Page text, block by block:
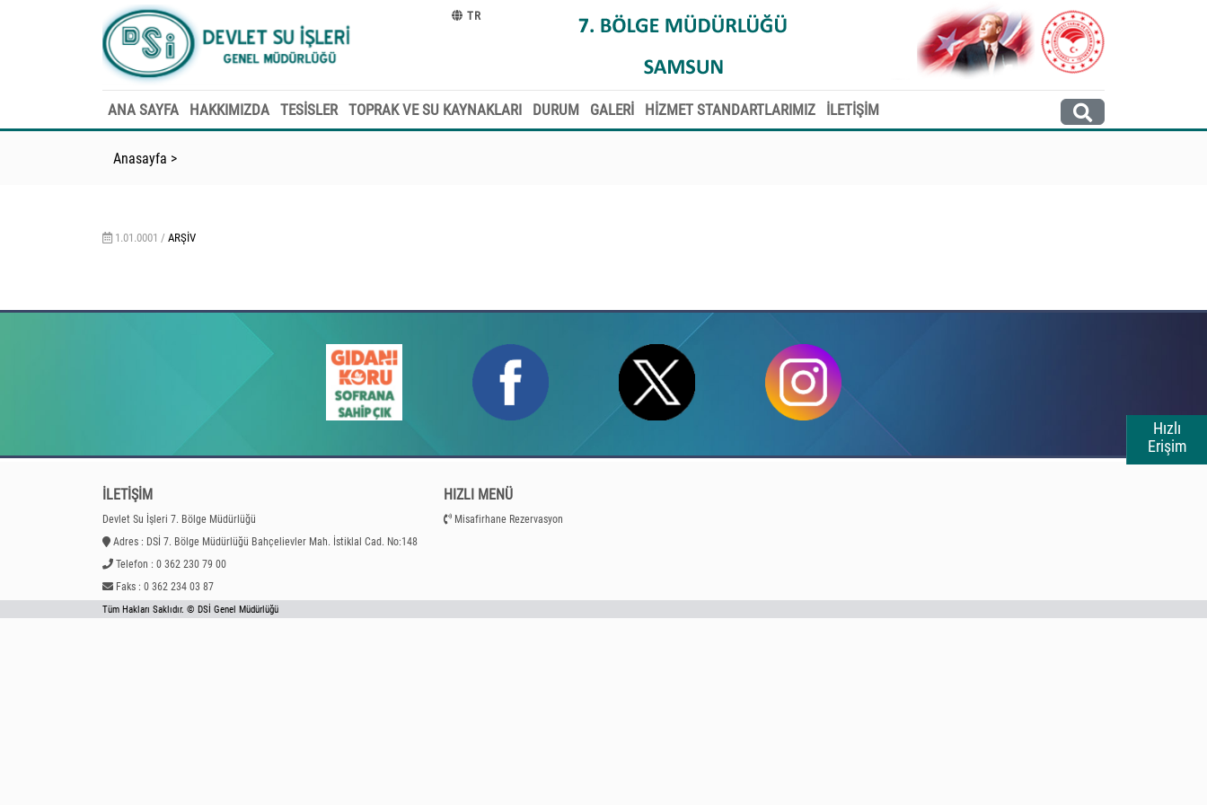
Hızlı
Erişim
TR
ANA SAYFA HAKKIMIZDA TESİSLER TOPRAK VE SU KAYNAKLARI DURUM GALERİ HİZMET STANDARTLARIMIZ İLETİŞİM
Anasayfa >
1.01.0001 / ARŞIV
İLETİŞİM
Devlet Su İşleri 7. Bölge Müdürlüğü
Adres : DSİ 7. Bölge Müdürlüğü Bahçelievler Mah. İstiklal Cad. No:148
Telefon : 0 362 230 79 00
Faks : 0 362 234 03 87
HIZLI MENÜ
Misafirhane Rezervasyon
Tüm Hakları Saklıdır. © DSİ Genel Müdürlüğü